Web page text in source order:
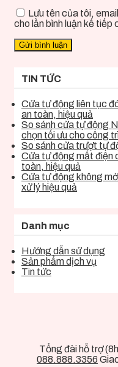
Lưu tên của tôi,
cho lần bình luận kế tiếp
TIN TỨC
Cửa tự động liên tục
an toàn, hiệu quả
So sánh cửa tự động
chọn tối ưu cho công
So sánh cửa trượt tự
Cửa tự động mất điện
toàn, hiệu quả
Cửa tự động không
xử lý hiệu quả
Danh mục
Hướng dẫn sử dụng
Sản phẩm dịch vụ
Tin tức
Tổng đài hỗ trợ
088.888.3356